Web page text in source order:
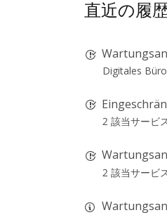
直近の履
Digitales
2 該当サービ
2 該当サービ